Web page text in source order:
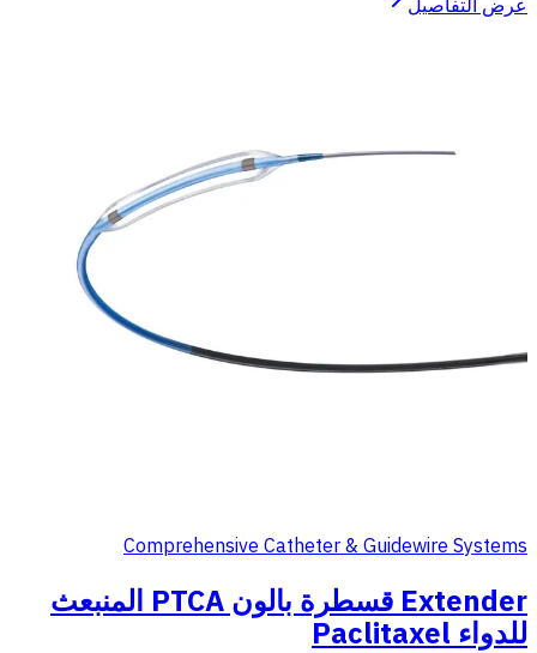
Comprehensive Catheter & Guidewire Systems
Extender قسطرة بالون PTCA المنبعث
للدواء Paclitaxel